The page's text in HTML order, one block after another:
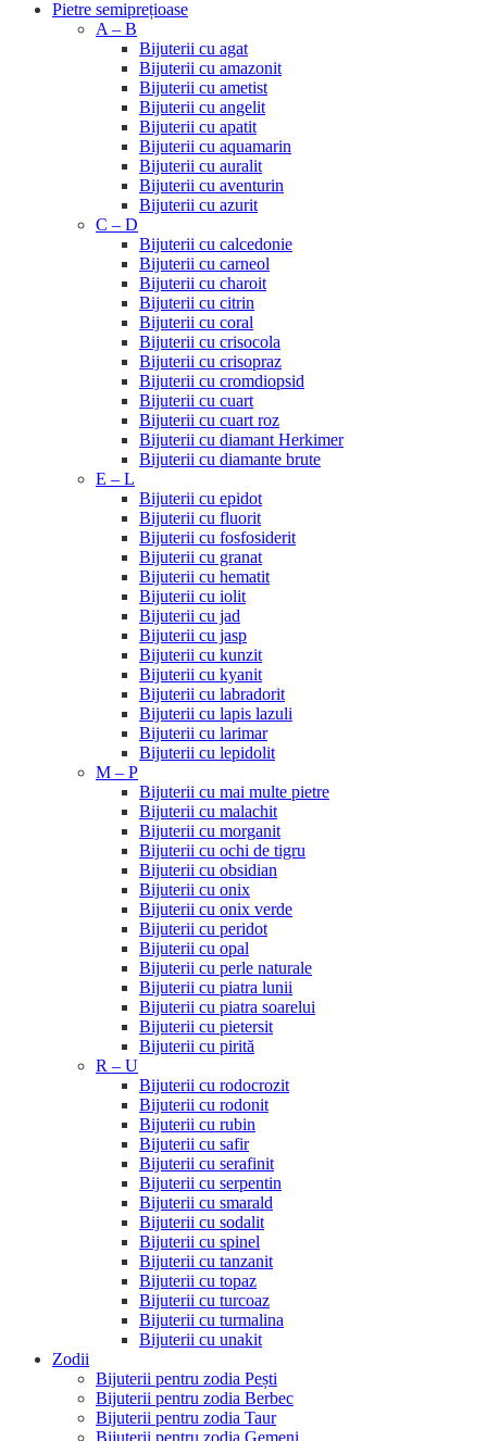
Pietre semiprețioase
A – B
Bijuterii cu agat
Bijuterii cu amazonit
Bijuterii cu ametist
Bijuterii cu angelit
Bijuterii cu apatit
Bijuterii cu aquamarin
Bijuterii cu auralit
Bijuterii cu aventurin
Bijuterii cu azurit
C – D
Bijuterii cu calcedonie
Bijuterii cu carneol
Bijuterii cu charoit
Bijuterii cu citrin
Bijuterii cu coral
Bijuterii cu crisocola
Bijuterii cu crisopraz
Bijuterii cu cromdiopsid
Bijuterii cu cuart
Bijuterii cu cuart roz
Bijuterii cu diamant Herkimer
Bijuterii cu diamante brute
E – L
Bijuterii cu epidot
Bijuterii cu fluorit
Bijuterii cu fosfosiderit
Bijuterii cu granat
Bijuterii cu hematit
Bijuterii cu iolit
Bijuterii cu jad
Bijuterii cu jasp
Bijuterii cu kunzit
Bijuterii cu kyanit
Bijuterii cu labradorit
Bijuterii cu lapis lazuli
Bijuterii cu larimar
Bijuterii cu lepidolit
M – P
Bijuterii cu mai multe pietre
Bijuterii cu malachit
Bijuterii cu morganit
Bijuterii cu ochi de tigru
Bijuterii cu obsidian
Bijuterii cu onix
Bijuterii cu onix verde
Bijuterii cu peridot
Bijuterii cu opal
Bijuterii cu perle naturale
Bijuterii cu piatra lunii
Bijuterii cu piatra soarelui
Bijuterii cu pietersit
Bijuterii cu pirită
R – U
Bijuterii cu rodocrozit
Bijuterii cu rodonit
Bijuterii cu rubin
Bijuterii cu safir
Bijuterii cu serafinit
Bijuterii cu serpentin
Bijuterii cu smarald
Bijuterii cu sodalit
Bijuterii cu spinel
Bijuterii cu tanzanit
Bijuterii cu topaz
Bijuterii cu turcoaz
Bijuterii cu turmalina
Bijuterii cu unakit
Zodii
Bijuterii pentru zodia Pești
Bijuterii pentru zodia Berbec
Bijuterii pentru zodia Taur
Bijuterii pentru zodia Gemeni